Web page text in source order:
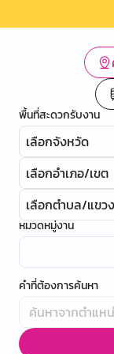
พื้นที่สะดวกรับงาน
เลือกจังหวัด
เลือกอำเภอ/เขต
เลือกตำบล/แขวง
หมวดหมู่งาน
คำที่ต้องการค้นหา